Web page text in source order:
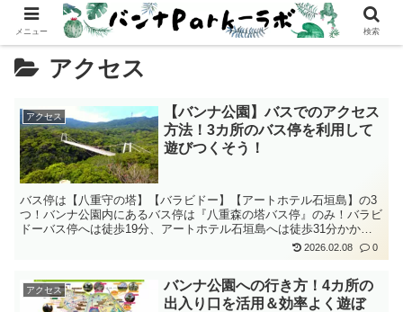
アクセス
アクセス
【バンナ公園】バスでのアクセス
方法！3カ所のバス停を利用して
遊びつくそう！
バス停は【八重守の塔】【バラビドー】【アートホテル石垣島】の3
つ！バンナ公園内にあるバス停は『八重森の塔バス停』のみ！バラビ
ドーバス停へは徒歩19分、アートホテル石垣島へは徒歩31分かか
る。市街地から近いバンナ公園で石垣島の大自然を楽しもう
2026.02.08 0
アクセス
バンナ公園への行き方！4カ所の
出入り口を活用＆効率よく遊ぼ
メニュー 検索